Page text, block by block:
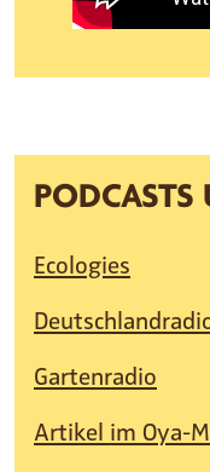
PODCASTS
Ecologies
Gartenradio
Artikel im Oya-